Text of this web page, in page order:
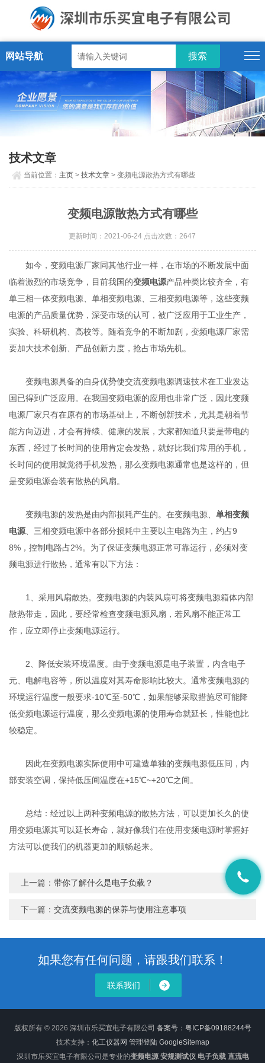
网站导航
技术文章
当前位置： 主页 >技术文章 > 变频电源散热方式有哪些
变频电源散热方式有哪些
更新时间：2021-06-24 点击次数：2647
如今，变频电源厂家同其他行业一样，在市场的不断发展中面
临着激烈的市场竞争，目前我国的变频电源产品种类比较齐全，有
单三相一体变频电源、单相变频电源、三相变频电源等，这些变频
电源的产品质量优势，深受市场的认可，被广泛应用于工业生产，
实验、科研机构、高校等。随着竞争的不断加剧，变频电源厂家需
要加大技术创新、产品创新力度，抢占市场先机。
变频电源具备的自身优势使交流变频电源调速技术在工业发达
国已得到广泛应用。在我国变频电源的应用也非常广泛，因此变频
电源厂家只有在原有的市场基础上，不断创新技术，尤其是朝着节
能方向迈进，才会有持续、健康的发展，大家都知道只要是带电的
东西，经过了长时间的使用肯定会发热，就好比我们常用的手机，
长时间的使用就觉得手机发热，那么变频电源通常也是这样的，但
是变频电源会装有散热的风扇。
变频电源的发热是由内部损耗产生的。在变频电源、单相变频
电源、三相变频电源中各部分损耗中主要以主电路为主，约占9
8%，控制电路占2%。为了保证变频电源正常可靠运行，必须对变
频电源进行散热，通常有以下方法：
1、采用风扇散热。变频电源的内装风扇可将变频电源箱体内部
散热带走，因此，要经常检查变频电源风扇，若风扇不能正常工
作，应立即停止变频电源运行。
2、降低安装环境温度。由于变频电源是电子装置，内含电子
元、电解电容等，所以温度对其寿命影响比较大。通常变频电源的
环境运行温度一般要求-10℃至-50℃，如果能够采取措施尽可能降
低变频电源运行温度，那么变频电源的使用寿命就延长，性能也比
较稳定。
因此在变频电源实际使用中可建造单独的变频电源低压间，内
部安装空调，保持低压间温度在+15℃~+20℃之间。
总结：经过以上两种变频电源的散热方法，可以更加长久的使
用变频电源其可以延长寿命，就好像我们在使用变频电源时掌握好
方法可以使我们的机器更加的顺畅起来。
上一篇：带你了解什么是电子负载？
下一篇：交流变频电源的保养与使用注意事项
如果您有任何问题，请跟我们联系！
联系我们
版权所有 © 2026 深圳市乐买宜电子有限公司 备案号：粤ICP备09188244号
技术支持： 化工仪器网 管理登陆 GoogleSitemap
深圳市乐买宜电子有限公司是专业的变频电源 安规测试仪 电子负载 直流电